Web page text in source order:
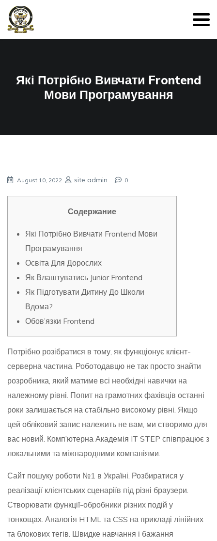
Які Потрібно Вивчати Frontend
Мови Програмування
August 10, 2022 site admin 0
Содержание
Які Потрібно Вивчати Frontend Мови
Програмування
Освіта Для Дорослих
Як Влаштуватись Junior Frontend
Як Підготувати Дитину До Школи
Вдома?
Обов’язки Frontend
Потрібно розібратися в тому, як функціонує клієнт-
серверна частина. Роботодавцю не так просто знайти
розробника, який матиме всі необхідні навички на
належному рівні. Попит на грамотних фахівців останні
роки залишається на стабільно високому рівні. Якщо
цей обліковий запис належить не вам, ми створимо для
вас новий. Комп’ютерна Академія IT STEP співпрацює з
локальними та міжнародними компаніями.
Сайт пошуку роботи №1 в Україні. Розбиратися у
реалізації клієнтських сценаріїв під різні браузери.
Створювати функції-обробники різних подій у
тонкощах. Аналогія HTML та CSS на прикладі лінійних
та блокових тегів. Швидке навчання і бажання